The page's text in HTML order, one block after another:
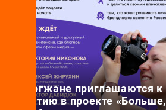
Вологжане приглашаются к
участию в проекте «Больше,